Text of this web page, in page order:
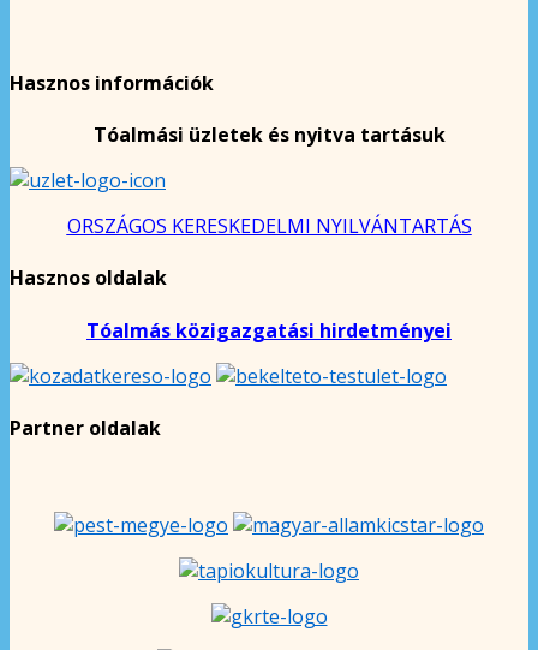
Hasznos információk
Tóalmási üzletek és nyitva tartásuk
ORSZÁGOS KERESKEDELMI NYILVÁNTARTÁS
Hasznos oldalak
Tóalmás közigazgatási hirdetményei
Partner oldalak